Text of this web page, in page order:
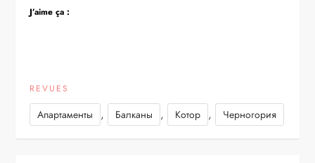
J’aime ça :
REVUES
Апартаменты , Балканы , Котор , Черногория